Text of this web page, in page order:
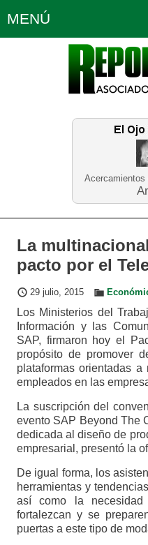
Acercamientos
MENÚ
Política
Planeta
La
pacto por el
29 julio, 2015
Los Ministerios del
Información y las
SAP, firmaron hoy el
propósito de promover
plataformas orientadas
empleados en las
La suscripción del
evento SAP Beyond The
dedicada al diseño de
empresarial, presentó la
De igual forma, los
herramientas y
así como la
fortalezcan y se
puertas a este tipo de